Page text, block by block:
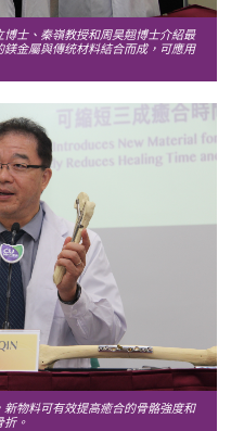
博士、秦嶺教授和周昊翹博士介紹最
金屬與傳统材料結合而成，可應用
物料可有效提高癒合的骨骼強度和
折。